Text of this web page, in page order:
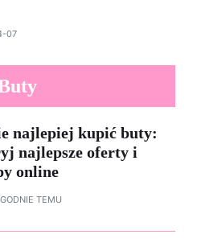
07
najlepiej kupić buty:
najlepsze oferty i
online
TEMU